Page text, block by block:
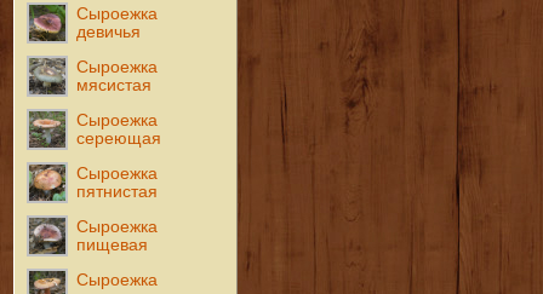
Сыроежка
девичья
Сыроежка
мясистая
Сыроежка
сереющая
Сыроежка
пятнистая
Сыроежка
пищевая
Сыроежка